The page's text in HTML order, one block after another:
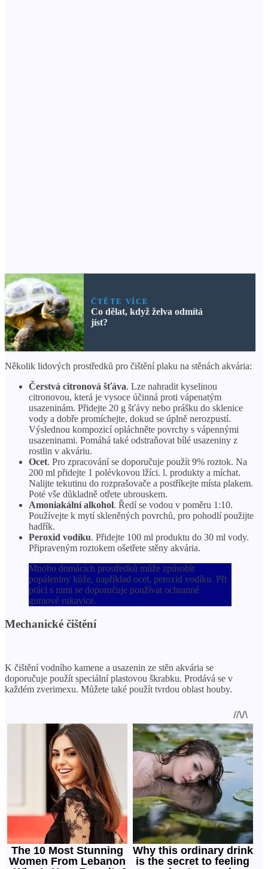
ČTĚTE VÍCE
Co dělat, když želva odmítá
jíst?
Několik lidových prostředků pro čištění plaku na stěnách akvária:
Čerstvá citronová šťáva. Lze nahradit kyselinou
citronovou, která je vysoce účinná proti vápenatým
usazeninám. Přidejte 20 g šťávy nebo prášku do sklenice
vody a dobře promíchejte, dokud se úplně nerozpustí.
Výslednou kompozicí opláchněte povrchy s vápennými
usazeninami. Pomáhá také odstraňovat bílé usazeniny z
rostlin v akváriu.
Ocet. Pro zpracování se doporučuje použít 9% roztok. Na
200 ml přidejte 1 polévkovou lžíci. l. produkty a míchat.
Nalijte tekutinu do rozprašovače a postříkejte místa plakem.
Poté vše důkladně otřete ubrouskem.
Amoniakální alkohol. Ředí se vodou v poměru 1:10.
Používejte k mytí skleněných povrchů, pro pohodlí použijte
hadřík.
Peroxid vodíku. Přidejte 100 ml produktu do 30 ml vody.
Připraveným roztokem ošetřete stěny akvária.
Mnoho domácích prostředků může způsobit
popáleniny kůže, například ocet, peroxid vodíku. Při
práci s nimi se doporučuje používat ochranné
gumové rukavice.
Mechanické čištění
K čištění vodního kamene a usazenin ze stěn akvária se
doporučuje použít speciální plastovou škrabku. Prodává se v
každém zverimexu. Můžete také použít tvrdou oblast houby.